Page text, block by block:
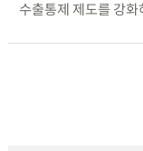
수출통제 제도를 강